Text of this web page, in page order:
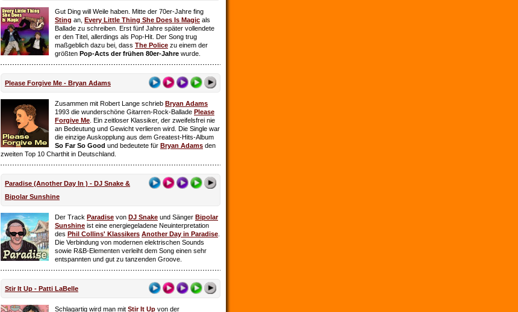
Gut Ding will Weile haben. Mitte der 70er-Jahre fing
Sting an, Every Little Thing She Does Is Magic als
Ballade zu schreiben. Erst fünf Jahre später vollendete
er den Titel, allerdings als Pop-Hit. Der Song trug
maßgeblich dazu bei, dass The Police zu einem der
größten Pop-Acts der frühen 80er-Jahre wurde.
Please Forgive Me - Bryan Adams
Zusammen mit Robert Lange schrieb Bryan Adams
1993 die wunderschöne Gitarren-Rock-Ballade Please
Forgive Me . Ein zeitloser Klassiker, der zweifelsfrei nie
an Bedeutung und Gewicht verlieren wird. Die Single war
die einzige Auskopplung aus dem Greatest-Hits-Album
So Far So Good und bedeutete für Bryan Adams den
zweiten Top 10 Charthit in Deutschland.
Paradise (Another Day In ) - DJ Snake &
Bipolar Sunshine
Der Track Paradise von DJ Snake und Sänger Bipolar
Sunshine ist eine energiegeladene Neuinterpretation
des Phil Collins' Klassikers Another Day in Paradise
Die Verbindung von modernen elektrischen Sounds
sowie R&B-Elementen verleiht dem Song einen sehr
entspannten und gut zu tanzenden Groove.
Stir It Up - Patti LaBelle
Schlagartig wird man mit Stir It Up von der